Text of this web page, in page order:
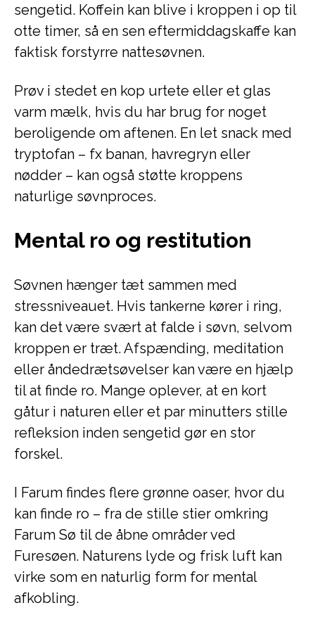
sengetid. Koffein kan blive i kroppen i op til
otte timer, så en sen eftermiddagskaffe kan
faktisk forstyrre nattesøvnen.
Prøv i stedet en kop urtete eller et glas
varm mælk, hvis du har brug for noget
beroligende om aftenen. En let snack med
tryptofan – fx banan, havregryn eller
nødder – kan også støtte kroppens
naturlige søvnproces.
Mental ro og restitution
Søvnen hænger tæt sammen med
stressniveauet. Hvis tankerne kører i ring,
kan det være svært at falde i søvn, selvom
kroppen er træt. Afspænding, meditation
eller åndedrætsøvelser kan være en hjælp
til at finde ro. Mange oplever, at en kort
gåtur i naturen eller et par minutters stille
refleksion inden sengetid gør en stor
forskel.
I Farum findes flere grønne oaser, hvor du
kan finde ro – fra de stille stier omkring
Farum Sø til de åbne områder ved
Furesøen. Naturens lyde og frisk luft kan
virke som en naturlig form for mental
afkobling.